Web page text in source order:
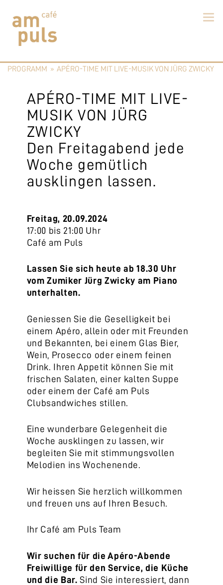
contentPROGRAMM »APÉRO-TIME MIT LIVE-MUSIK VON JÜRG ZWICKY
APÉRO-TIME MIT LIVE-
MUSIK VON JÜRG
ZWICKY
Den Freitagabend jede
Woche gemütlich
ausklingen lassen.
Freitag, 20.09.2024
17:00 bis 21:00 Uhr
Café am Puls
Lassen Sie sich heute ab 18.30 Uhr
vom Zumiker Jürg Zwicky am Piano
unterhalten.
Geniessen Sie die Geselligkeit bei
einem Apéro, allein oder mit Freunden
und Bekannten, bei einem Glas Bier,
Wein, Prosecco oder einem feinen
Drink. Ihren Appetit können Sie mit
frischen Salaten, einer kalten Suppe
oder einem der Café am Puls
Clubsandwiches stillen.
Eine wunderbare Gelegenheit die
Woche ausklingen zu lassen, wir
begleiten Sie mit stimmungsvollen
Melodien ins Wochenende.
Wir heissen Sie herzlich willkommen
und freuen uns auf Ihren Besuch.
Ihr Café am Puls Team
Wir suchen für die Apéro-Abende
Freiwillige für den Service, die Küche
und die Bar. Sind Sie interessiert, dann